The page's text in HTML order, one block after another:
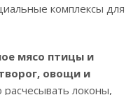
комплексы для
мясо птицы и
овощи и
локоны,